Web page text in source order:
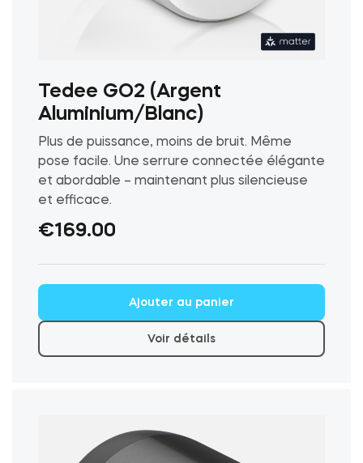
Tedee GO2 (Argent
Aluminium/Blanc)
Plus de puissance, moins de bruit. Même
pose facile. Une serrure connectée élégante
et abordable – maintenant plus silencieuse
et efficace.
€169.00
Ajouter au panier
Voir détails